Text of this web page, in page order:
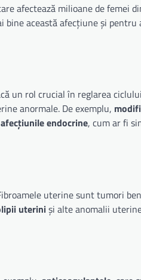
afectează milioane de femei
această afecțiune și pentru
un rol crucial în reglarea
anormale. De exemplu,
afecțiunile endocrine, cum ar fi
uterine sunt tumori
uteriniși alte anomalii